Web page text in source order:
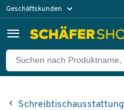
Geschäftskunden
Schreibtischausstattung